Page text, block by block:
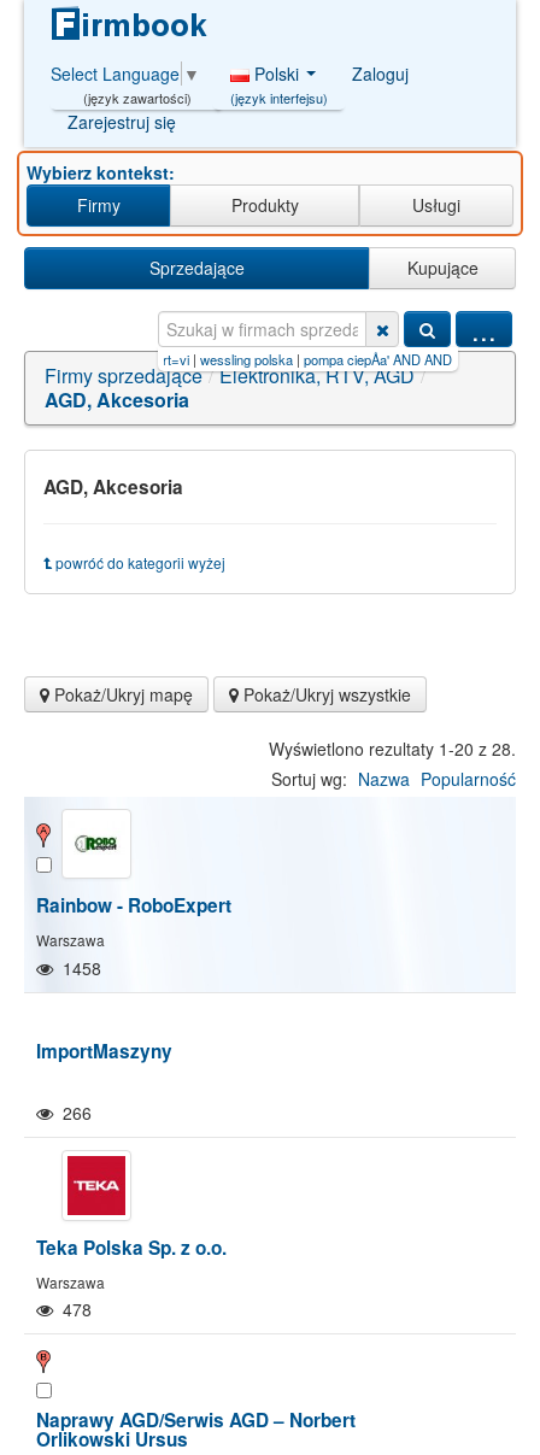
Select Language ▼
(język zawartości)
Polski
(język interfejsu)
Zaloguj
Zarejestruj się
Wybierz kontekst:
Firmy
Produkty Usługi
Sprzedające Kupujące
...
polska sp.z o.osort=vi |wessling polska|pompa ciepÅa' AND AND/**/6420=C
Firmy sprzedające / Elektronika, RTV, AGD /
AGD, Akcesoria
AGD, Akcesoria
powróć do kategorii wyżej
Pokaż/Ukryj mapę Pokaż/Ukryj wszystkie
Wyświetlono rezultaty 1-20 z 28.
Sortuj wg: Nazwa Popularność
Rainbow - RoboExpert
Warszawa
1458
ImportMaszyny
266
Teka Polska Sp. z o.o.
Warszawa
478
Naprawy AGD/Serwis AGD – Norbert
Orlikowski Ursus